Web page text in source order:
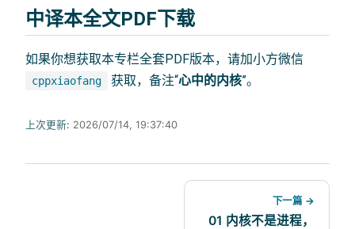
中译本全文PDF下载
如果你想获取本专栏全套PDF版本，请加小方微信
cppxiaofang 获取，备注“心中的内核”。
上次更新: 2026/07/14, 19:37:40
下一篇 →
01 内核不是进程，